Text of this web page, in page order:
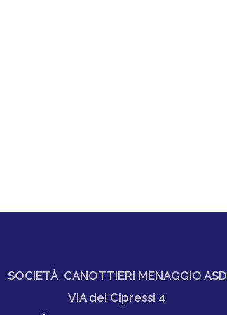
SOCIETÀ CANOTTIERI MENAGGIO ASD
VIA dei Cipressi 4